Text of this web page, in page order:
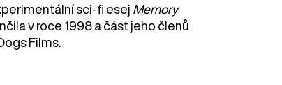
sci-fi esej Memory
v roce 1998 a část jeho členů
Films.